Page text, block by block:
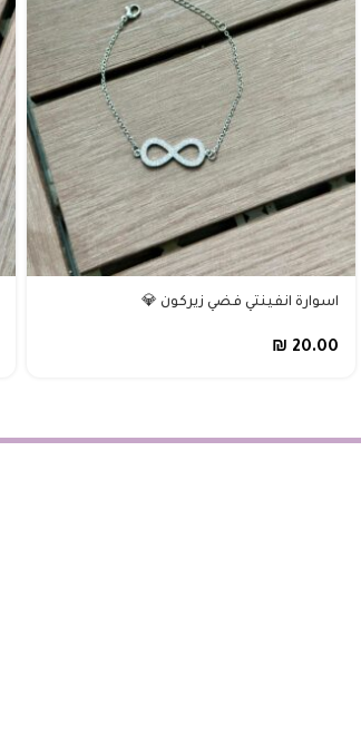
اسوارة انفينتي فضي زيركون 💎
₪ 20.00